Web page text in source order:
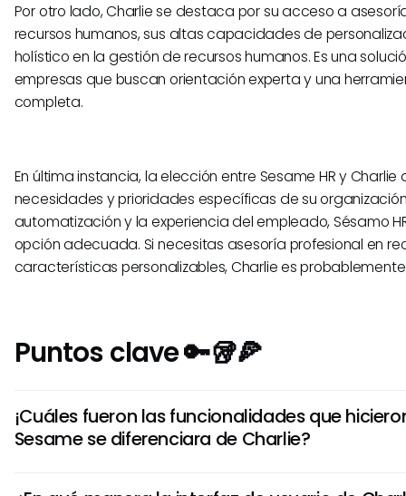
Por otro lado, Charlie se destaca por su acceso a
recursos humanos, sus altas capacidades de
holístico en la gestión de recursos humanos. Es una
empresas que buscan orientación experta y una
completa.
En última instancia, la elección entre Sesame HR y
necesidades y prioridades específicas de su
automatización y la experiencia del empleado, Sésamo
opción adecuada. Si necesitas asesoría profesional en
características personalizables, Charlie es
Puntos clave 🔑🥡🍕
¡Cuáles fueron las funcionalidades que
Sesame se diferenciara de Charlie?